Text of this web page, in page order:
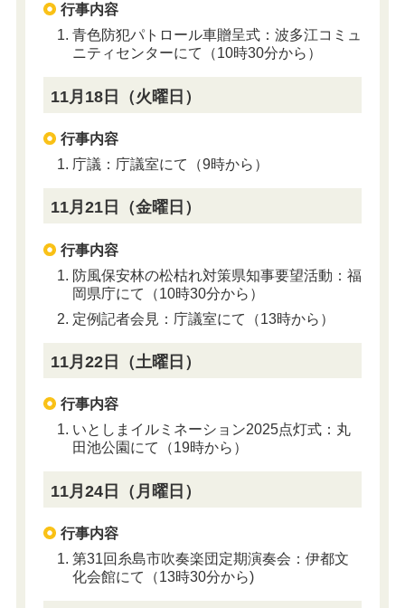
行事内容
青色防犯パトロール車贈呈式：波多江コミュ
ニティセンターにて（10時30分から）
11月18日（火曜日）
行事内容
庁議：庁議室にて（9時から）
11月21日（金曜日）
行事内容
防風保安林の松枯れ対策県知事要望活動：福
岡県庁にて（10時30分から）
定例記者会見：庁議室にて（13時から）
11月22日（土曜日）
行事内容
いとしまイルミネーション2025点灯式：丸
田池公園にて（19時から）
11月24日（月曜日）
行事内容
第31回糸島市吹奏楽団定期演奏会：伊都文
化会館にて（13時30分から)